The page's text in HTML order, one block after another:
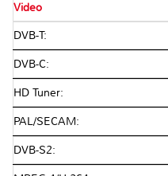
Video
DVB-T:
DVB-C:
HD Tuner:
PAL/SECAM:
DVB-S2: